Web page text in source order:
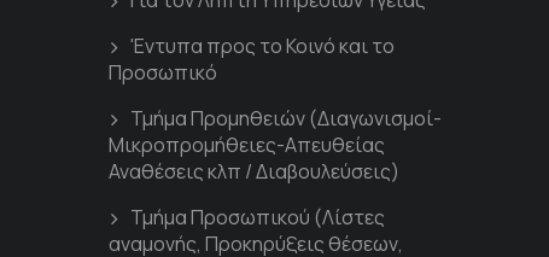
'Εντυπα προς το Κοινό και το
Προσωπικό
Τμήμα Προμηθειών (Διαγωνισμοί-
Μικροπρομήθειες-Απευθείας
Αναθέσεις κλπ / Διαβουλεύσεις)
Τμήμα Προσωπικού (Λίστες
αναμονής, Προκηρύξεις θέσεων,